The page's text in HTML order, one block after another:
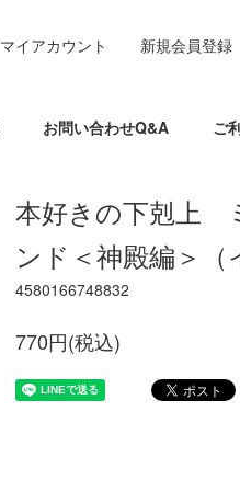
お問い合わせQ&A ご
マイアカウント 新規会員登録
本好きの下剋上
ンド＜神殿編＞（
4580166748832
770円(税込)